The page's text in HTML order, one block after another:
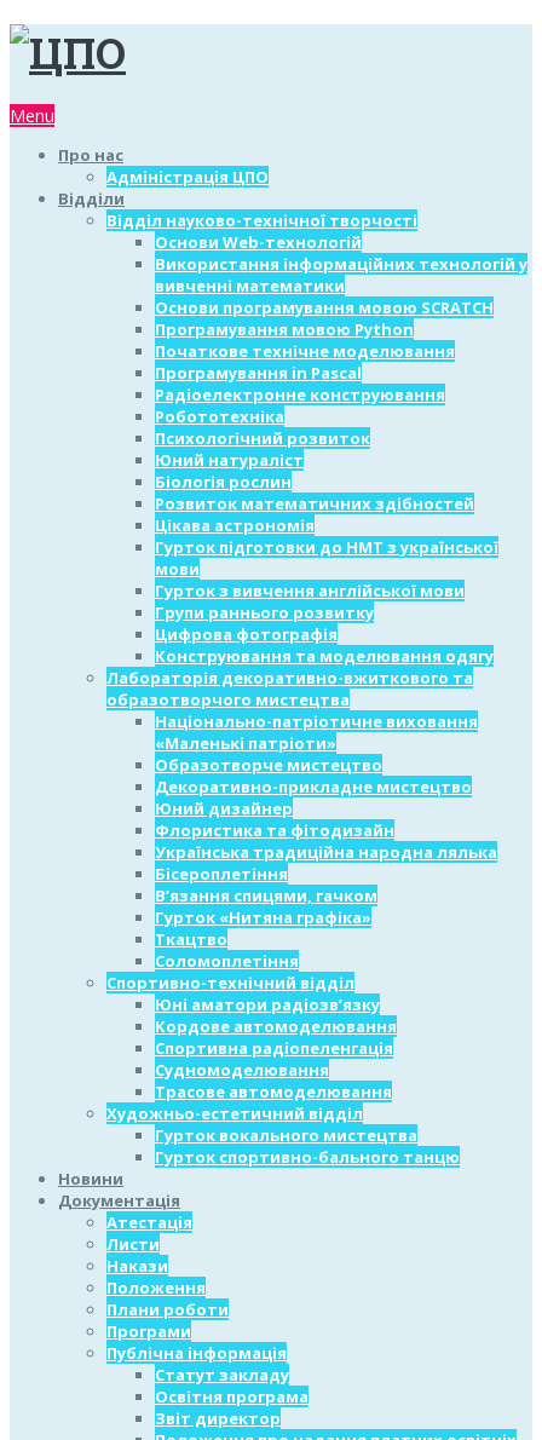
Menu
Про нас
Адміністрація ЦПО
Відділи
Відділ науково-технічної творчості
Основи Web-технологій
Використання інформаційних технологій у
вивченні математики
Основи програмування мовою SCRATCH
Програмування мовою Python
Початкове технічне моделювання
Програмування in Pascal
Радіоелектронне конструювання
Робототехніка
Психологічний розвиток
Юний натураліст
Біологія рослин
Розвиток математичних здібностей
Цікава астрономія
Гурток підготовки до НМТ з української
мови
Гурток з вивчення англійської мови
Групи раннього розвитку
Цифрова фотографія
Конструювання та моделювання одягу
Лабораторія декоративно-вжиткового та
образотворчого мистецтва
Національно-патріотичне виховання
«Маленькі патріоти»
Образотворче мистецтво
Декоративно-прикладне мистецтво
Юний дизайнер
Флористика та фітодизайн
Українська традиційна народна лялька
Бісероплетіння
В’язання спицями, гачком
Гурток «Нитяна графіка»
Ткацтво
Соломоплетіння
Спортивно-технічний відділ
Юні аматори радіозв’язку
Кордове автомоделювання
Спортивна радіопеленгація
Судномоделювання
Трасове автомоделювання
Художньо-естетичний відділ
Гурток вокального мистецтва
Гурток спортивно-бального танцю
Новини
Документація
Атестація
Листи
Накази
Положення
Плани роботи
Програми
Публічна інформація
Статут закладу
Освітня програма
Звіт директор